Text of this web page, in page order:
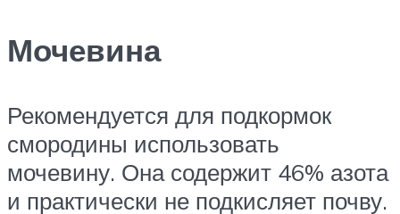
Мочевина
Рекомендуется для подкормок
смородины использовать
мочевину. Она содержит 46% азота
и практически не подкисляет почву.